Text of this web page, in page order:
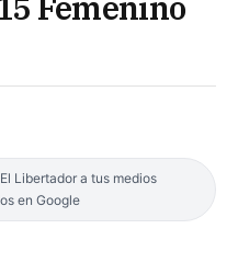
Libertador a tus medios
en Google